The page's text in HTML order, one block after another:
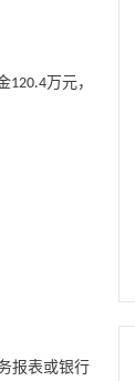
120.4万元，
报表或银行